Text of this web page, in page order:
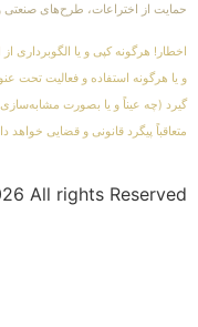
حمایت از اختراعات، طرح‌های صنعتی
اخطار! هرگونه کپی و یا الگوبرداری
و یا هرگونه استفاده و فعالیت تحت
گیرد (چه عیناً و یا بصورت
متعاقباً پیگرد قانونی و قضایی خواهد
All rights Reserved